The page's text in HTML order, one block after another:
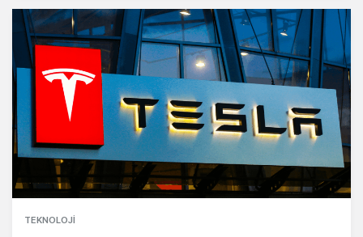
TEKNOLOJI